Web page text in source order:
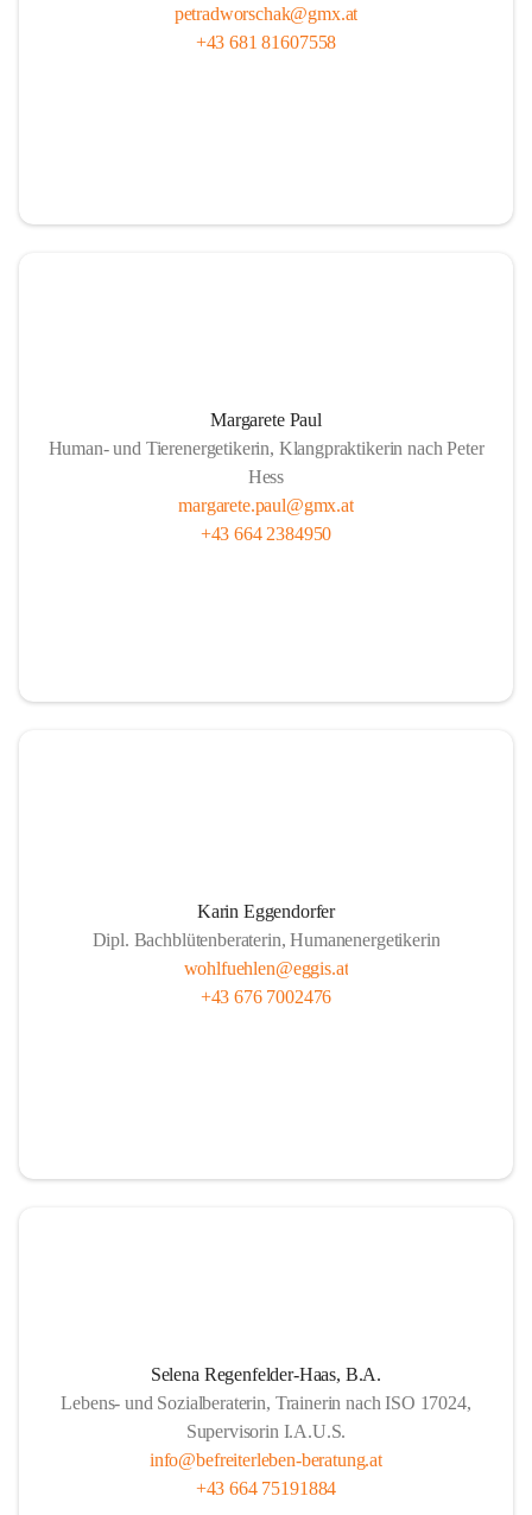
petradworschak@gmx.at
+43 681 81607558
Margarete Paul
Human- und Tierenergetikerin, Klangpraktikerin nach Peter
Hess
margarete.paul@gmx.at
+43 664 2384950
Karin Eggendorfer
Dipl. Bachblütenberaterin, Humanenergetikerin
wohlfuehlen@eggis.at
+43 676 7002476
Selena Regenfelder-Haas, B.A.
Lebens- und Sozialberaterin, Trainerin nach ISO 17024,
Supervisorin I.A.U.S.
info@befreiterleben-beratung.at
+43 664 75191884